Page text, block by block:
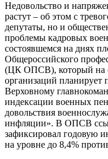
Недовольство и
растут – об этом с
депутаты, но и
проблемы кадровых
состоявшемся на днях
Общероссийского
(ЦК ОПСВ), который на
организаций планирует
Верховному
индексации военных
довольствия
инфляции». В ОПСВ
зафиксировал годовую
на уровне до 8,4%